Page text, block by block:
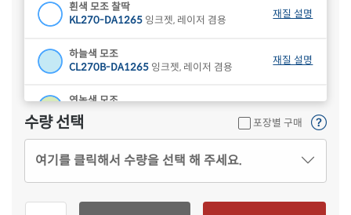
흰색 모조 찰딱
KL270-DA1265 잉크젯, 레이저 겸용
재질 설명
하늘색 모조
CL270B-DA1265 잉크젯, 레이저 겸용
재질 설명
연녹색 모조
CL270G-DA1265
재질 설명
CL270P-DA1265잉크젯, 레이저 겸용
재질 설명
CL270Y-DA1265
잉크젯, 레이저 겸용
재질 설명
수량 선택 포장별 구매
여기를 클릭해서 수량을 선택 해 주세요.